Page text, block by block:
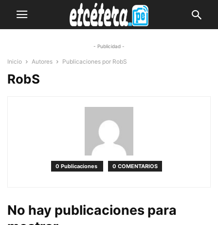
- Publicidad -
Inicio Autores Publicaciones por RobS
RobS
0 Publicaciones 0 COMENTARIOS
No hay publicaciones para